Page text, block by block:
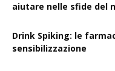
aiutare nelle sfide del
Drink Spiking: le
sensibilizzazione